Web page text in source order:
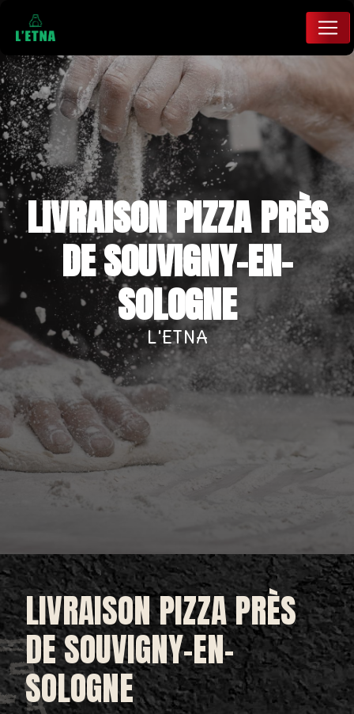
LIVRAISON PIZZA PRÈS
DE SOUVIGNY-EN-
SOLOGNE
L'ETNA
LIVRAISON PIZZA PRÈS
DE SOUVIGNY-EN-
SOLOGNE